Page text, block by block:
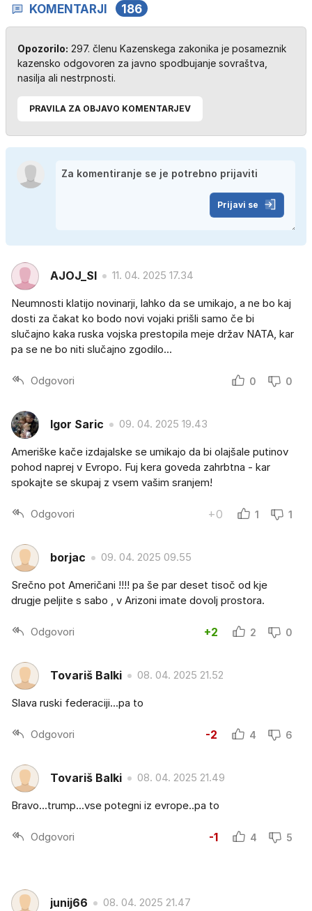
KOMENTARJI 186
Opozorilo: 297. členu Kazenskega zakonika je posameznik
kazensko odgovoren za javno spodbujanje sovraštva,
nasilja ali nestrpnosti.
PRAVILA ZA OBJAVO KOMENTARJEV
Prijavi se
AJOJ_SI 11. 04. 2025 17.34
Neumnosti klatijo novinarji, lahko da se umikajo, a ne bo kaj
dosti za čakat ko bodo novi vojaki prišli samo če bi
slučajno kaka ruska vojska prestopila meje držav NATA, kar
pa se ne bo niti slučajno zgodilo...
Odgovori 0 0
Igor Saric 09. 04. 2025 19.43
Ameriške kače izdajalske se umikajo da bi olajšale putinov
pohod naprej v Evropo. Fuj kera goveda zahrbtna - kar
spokajte se skupaj z vsem vašim sranjem!
Odgovori +0 1 1
borjac 09. 04. 2025 09.55
Srečno pot Američani !!!! pa še par deset tisoč od kje
drugje peljite s sabo , v Arizoni imate dovolj prostora.
Odgovori +2 2 0
Tovariš Balki 08. 04. 2025 21.52
Slava ruski federaciji...pa to
Odgovori -2 4 6
Tovariš Balki 08. 04. 2025 21.49
Bravo...trump...vse potegni iz evrope..pa to
Odgovori -1 4 5
junij66 08. 04. 2025 21.47